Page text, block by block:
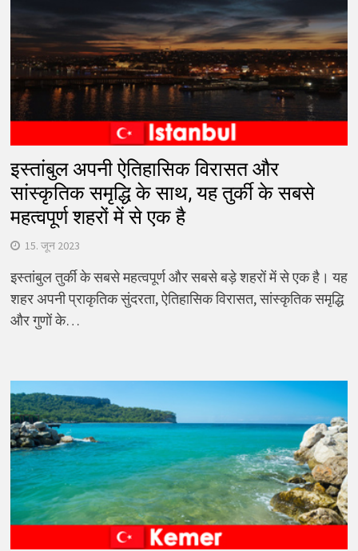
इस्तांबुल अपनी ऐतिहासिक विरासत और
सांस्कृतिक समृद्धि के साथ, यह तुर्की के सबसे
महत्वपूर्ण शहरों में से एक है
15. जून 2023
इस्तांबुल तुर्की के सबसे महत्वपूर्ण और सबसे बड़े शहरों में से एक है। यह
शहर अपनी प्राकृतिक सुंदरता, ऐतिहासिक विरासत, सांस्कृतिक समृद्धि
और गुणों के…